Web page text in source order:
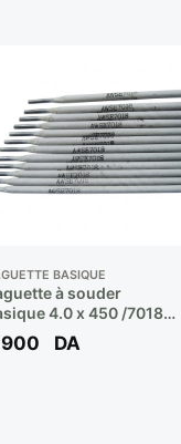
BASIQUE
à souder
4.0 x 450 /7018
LE B-248 H5 **
DA